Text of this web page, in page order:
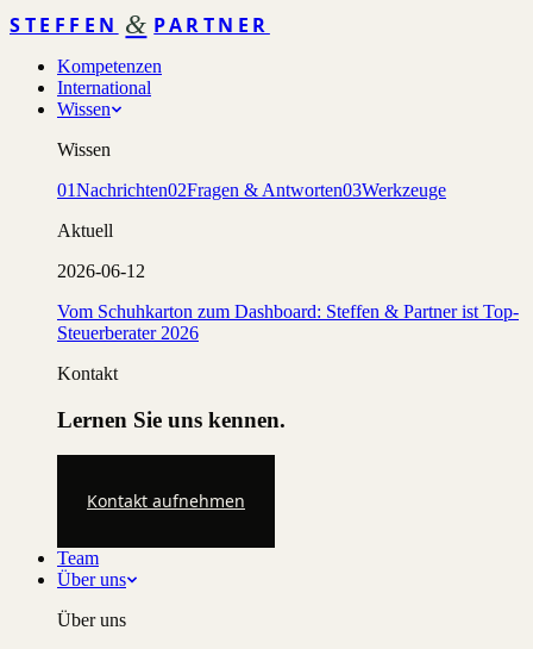
STEFFEN & PARTNER
Kompetenzen
International
Wissen
Wissen
01Nachrichten02Fragen & Antworten03Werkzeuge
Aktuell
2026-06-12
Vom Schuhkarton zum Dashboard: Steffen & Partner ist Top-
Steuerberater 2026
Kontakt
Lernen Sie uns kennen.
Kontakt aufnehmen
Team
Über uns
Über uns